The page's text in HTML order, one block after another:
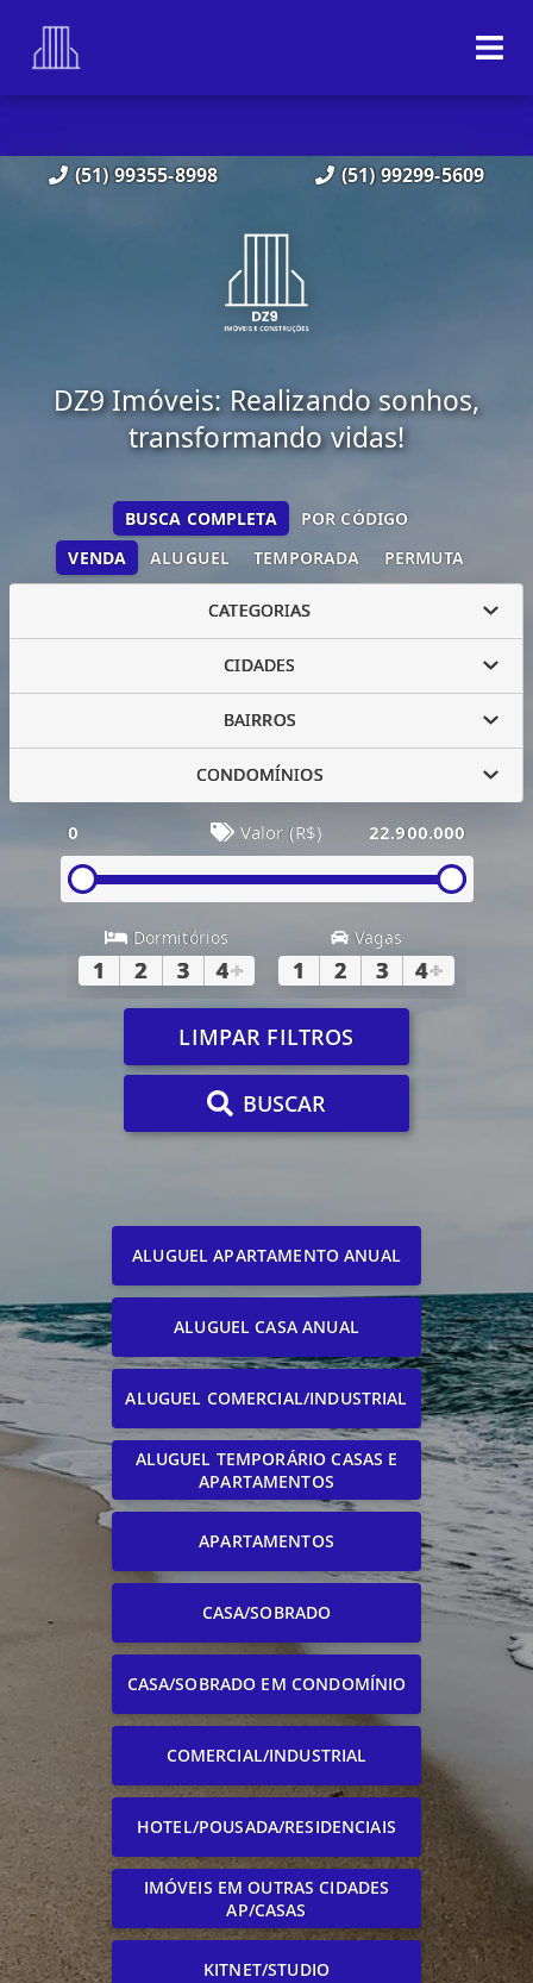
(51) 99355-8998 (51) 99299-5609
DZ9 Imóveis: Realizando sonhos,
transformando vidas!
VENDA ALUGUEL TEMPORADA PERMUTA
BUSCA COMPLETA POR CÓDIGO
CATEGORIAS
CIDADES
BAIRROS
CONDOMÍNIOS
0 Valor (R$) 22.900.000
Dormitórios
1 2 3 4+
Vagas
1 2 3 4+
LIMPAR FILTROS
BUSCAR
ALUGUEL APARTAMENTO ANUAL
ALUGUEL CASA ANUAL
ALUGUEL COMERCIAL/INDUSTRIAL
ALUGUEL TEMPORÁRIO CASAS E
APARTAMENTOS
APARTAMENTOS
CASA/SOBRADO
CASA/SOBRADO EM CONDOMÍNIO
COMERCIAL/INDUSTRIAL
HOTEL/POUSADA/RESIDENCIAIS
IMÓVEIS EM OUTRAS CIDADES
AP/CASAS
KITNET/STUDIO